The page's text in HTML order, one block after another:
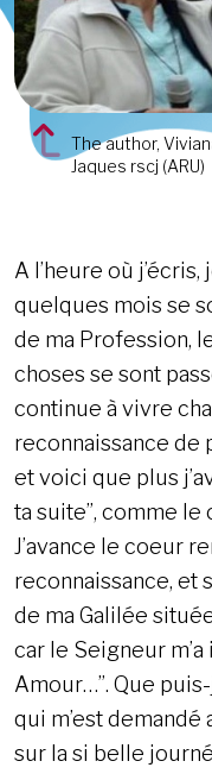
The author,
Jaques rscj (ARU)
A l’heure où
quelques mois se
de ma Profession,
choses se sont
continue à vivre
reconnaissance de
et voici que plus
ta suite”, comme le
J’avance le coeur
reconnaissance, et
de ma Galilée
car le Seigneur
Amour…”. Que
qui m’est demandé
sur la si belle